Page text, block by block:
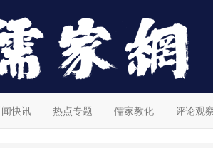
快讯 热点专题 儒家教化 评论观